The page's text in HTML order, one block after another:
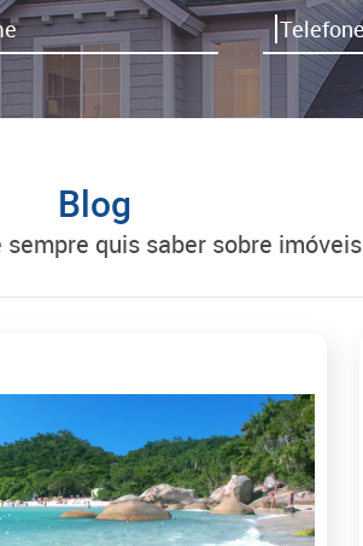
Blog
sempre quis saber sobre imóveis